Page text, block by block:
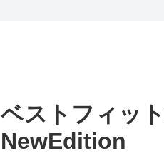
ベストフィッ
NewEdition